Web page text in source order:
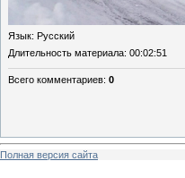
Язык: Русский
Длительность материала: 00:02:51
Всего комментариев: 0
Полная версия сайта